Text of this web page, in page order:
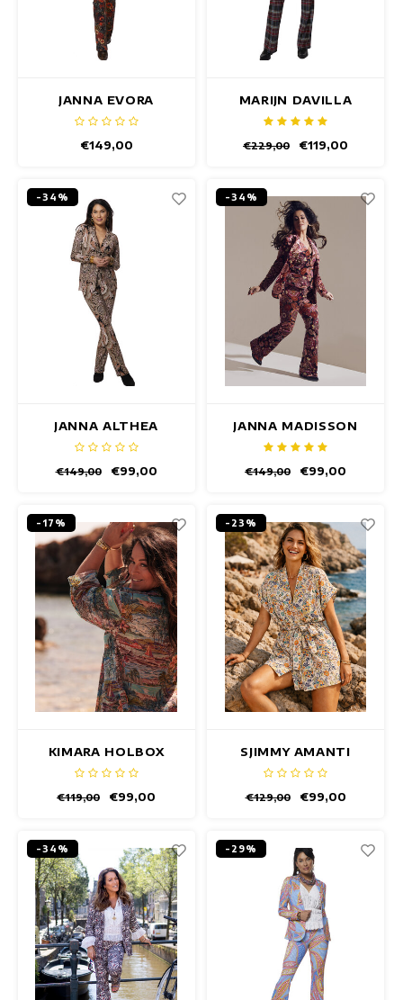
JANNA EVORA
BLAZER
€149,00
MARIJN DAVILLA
BLAZER
€229,00 €119,00
-34%
JANNA ALTHEA
BLAZER
€149,00 €99,00
-34%
JANNA MADISSON
BLAZER
€149,00 €99,00
-17%
KIMARA HOLBOX
KIMONO
€119,00 €99,00
-23%
SJIMMY AMANTI
GILET
€129,00 €99,00
-34% -29%